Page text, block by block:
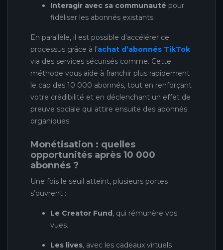
Interagir avec sa communauté pour
fidéliser les abonnés existants.
En parallèle, il est possible d’accélérer ce
processus grâce à l’achat d’abonnés TikTok
via des services sécurisés comme. Cette
méthode vous aide à franchir plus rapidement
le cap des 10 000 abonnés, tout en renforçant
votre crédibilité et en déclenchant un effet de
preuve sociale qui attire ensuite des abonnés
organiques.
Monétisation : quelles
opportunités après 10 000
abonnés ?
Une fois le seuil atteint, plusieurs portes
s’ouvrent :
Le Creator Fund, qui rémunère vos
vues.
Les lives, avec les cadeaux virtuels